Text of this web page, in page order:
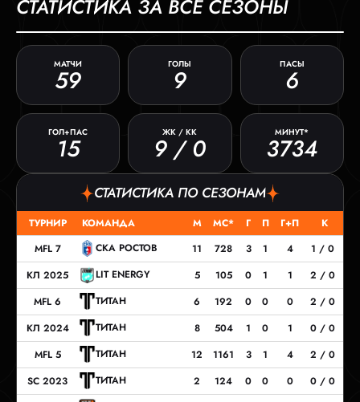
СТАТИСТИКА ЗА ВСЕ СЕЗОНЫ
МАТЧИ
59
ГОЛЫ
9
ПАСЫ
6
ГОЛ+ПАС
15
ЖК / КК
9 / 0
МИНУТ*
3734
СТАТИСТИКА ПО СЕЗОНАМ
ТУРНИР КОМАНДА М МС* Г П Г+П
К
MFL 7
СКА РОСТОВ 11 728 3 1 4
1 / 0
КЛ 2025
LIT ENERGY 5 105 0 1 1
2 / 0
MFL 6
ТИТАН 6 192 0 0 0
2 / 0
КЛ 2024
ТИТАН 8 504 1 0 1
0 / 0
MFL 5
ТИТАН 12 1161 3 1 4
2 / 0
SC 2023
ТИТАН 2 124 0 0 0
0 / 0